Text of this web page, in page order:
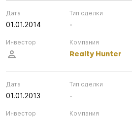
Дата
01.01.2014
Компания
Realty Hunter
Инвестор
Тип сделки
-
Дата
01.01.2013
Компания
Инвестор
Тип сделки
-